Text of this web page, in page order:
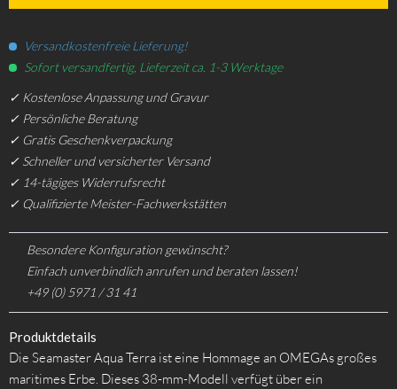
Versandkostenfreie Lieferung!
Sofort versandfertig, Lieferzeit ca. 1-3 Werktage
✓ Kostenlose Anpassung und Gravur
✓ Persönliche Beratung
✓ Gratis Geschenkverpackung
✓ Schneller und versicherter Versand
✓ 14-tägiges Widerrufsrecht
✓ Qualifizierte Meister-Fachwerkstätten
Besondere Konfiguration gewünscht?
Einfach unverbindlich anrufen und beraten lassen!
+49 (0) 5971 / 31 41
Produktdetails
Die Seamaster Aqua Terra ist eine Hommage an OMEGAs großes
maritimes Erbe. Dieses 38-mm-Modell verfügt über ein